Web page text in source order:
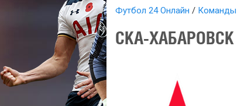
Футбол 24 Онлайн Команды
СКА-ХАБАРОВСК